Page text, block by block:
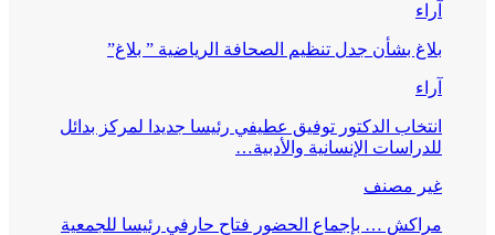
آراء
بلاغ بشأن جدل تنظيم الصحافة الرياضية ” بلاغ”
آراء
انتخاب الدكتور توفيق عطيفي رئيسا جديدا لمركز بدائل
للدراسات الإنسانية والأدبية…
غير مصنف
مراكش … بإجماع الحضور فتاح حارفي رئيسا للجمعية